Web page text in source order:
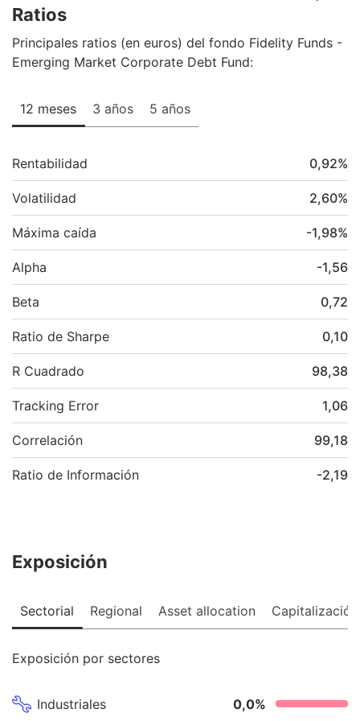
Ratios
Principales ratios (en euros) del fondo Fidelity Funds -
Emerging Market Corporate Debt Fund:
12 meses 3 años 5 años
Rentabilidad 0,92%
Volatilidad 2,60%
Máxima caída -1,98%
Alpha -1,56
Beta 0,72
Ratio de Sharpe 0,10
R Cuadrado 98,38
Tracking Error 1,06
Correlación 99,18
Ratio de Información -2,19
Exposición
Sectorial Regional Asset allocation Capitalización
Exposición por sectores
Industriales 0,0%